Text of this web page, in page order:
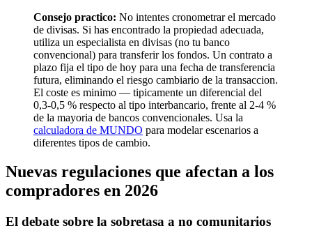
Consejo practico: No intentes cronometrar el mercado
de divisas. Si has encontrado la propiedad adecuada,
utiliza un especialista en divisas (no tu banco
convencional) para transferir los fondos. Un contrato a
plazo fija el tipo de hoy para una fecha de transferencia
futura, eliminando el riesgo cambiario de la transaccion.
El coste es minimo — tipicamente un diferencial del
0,3-0,5 % respecto al tipo interbancario, frente al 2-4 %
de la mayoria de bancos convencionales. Usa la
calculadora de MUNDO para modelar escenarios a
diferentes tipos de cambio.
Nuevas regulaciones que afectan a los
compradores en 2026
El debate sobre la sobretasa a no comunitarios